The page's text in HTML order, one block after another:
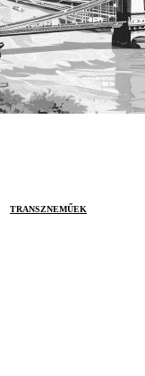
TRANSZNEMŰEK